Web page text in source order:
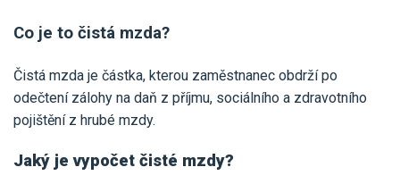
Co je to čistá mzda?
Čistá mzda je částka, kterou zaměstnanec obdrží po
odečtení zálohy na daň z příjmu, sociálního a zdravotního
pojištění z hrubé mzdy.
Jaký je vypočet čisté mzdy?